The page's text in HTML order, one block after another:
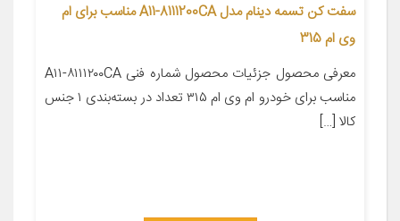
سفت کن تسمه دینام مدل A11-8111200CA مناسب برای ام
وی ام 315
معرفی محصول جزئیات محصول شماره فنی A۱۱-۸۱۱۱۲۰۰CA
مناسب برای خودرو ام وی ام ۳۱۵ تعداد در بسته‌بندی ۱ جنس
کالا […]